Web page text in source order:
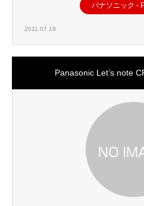
パナソニック -
2011.07.19
Panasonic Let’s note